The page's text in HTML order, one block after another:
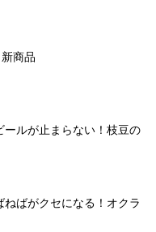
商品
ールが止まらない！枝豆の
ねばがクセになる！オクラ